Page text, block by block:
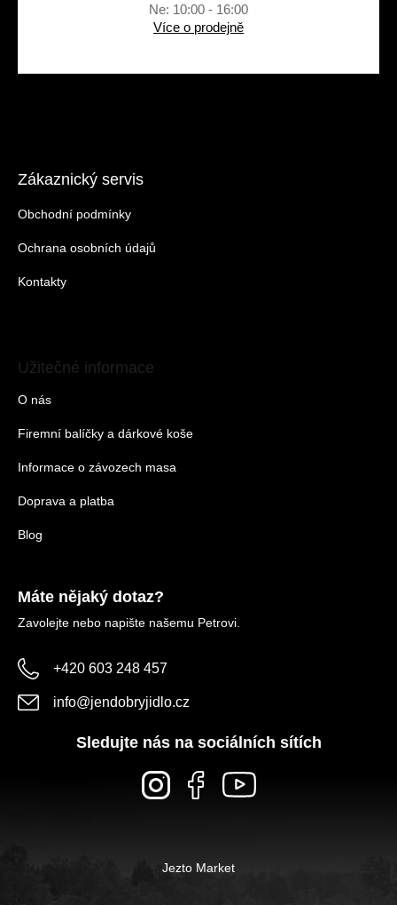
Ne: 10:00 - 16:00
Více o prodejně
Zákaznický servis
Obchodní podmínky
Ochrana osobních údajů
Kontakty
Užitečné informace
O nás
Firemní balíčky a dárkové koše
Informace o závozech masa
Doprava a platba
Blog
Máte nějaký dotaz?
Zavolejte nebo napište našemu Petrovi.
+420 603 248 457
info@jendobryjidlo.cz
Sledujte nás na sociálních sítích
Jezto Market